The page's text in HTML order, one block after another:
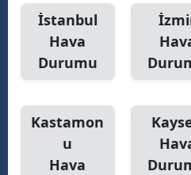
İstanbul
Hava
Durumu
Kastamon
u
Hava